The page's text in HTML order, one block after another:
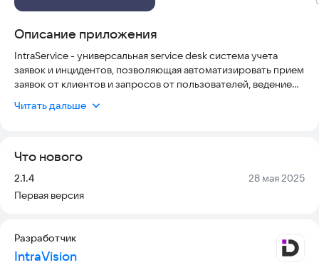
Описание приложения
IntraService - универсальная service desk система учета
заявок и инцидентов, позволяющая автоматизировать прием
заявок от клиентов и запросов от пользователей, ведение
Система легко настраивается для работы как внутри
Читать дальше
Что нового
Версия:
2.1.4 Дата:
28 мая 2025
Первая версия
Разработчик
IntraVision